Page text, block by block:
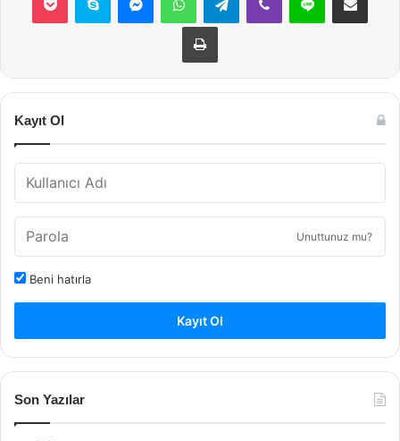
Yazdır
Kayıt Ol
Unuttunuz mu?
Beni hatırla
Kayıt Ol
Son Yazılar